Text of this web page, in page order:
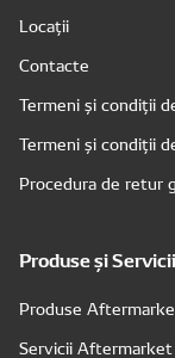
Locații
Contacte
Termeni și condiții
Termeni și condiții
Procedura de retur
Produse și Servicii
Produse
Servicii Aftermarket